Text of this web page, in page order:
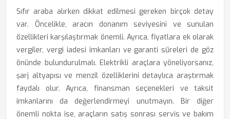
Sıfır araba alırken dikkat edilmesi gereken birçok detay
var. Öncelikle, aracın donanım seviyesini ve sunulan
özellikleri karşılaştırmak önemli. Ayrıca, fiyatlara ek olarak
vergiler, vergi iadesi imkanları ve garanti süreleri de göz
önünde bulundurulmalı. Elektrikli araçlara yöneliyorsanız,
şarj altyapısı ve menzil özelliklerini detaylıca araştırmak
faydalı olur. Ayrıca, finansman seçenekleri ve taksit
imkanlarını da değerlendirmeyi unutmayın. Bir diğer
önemli nokta ise, araçların satış sonrası servis ve bakım